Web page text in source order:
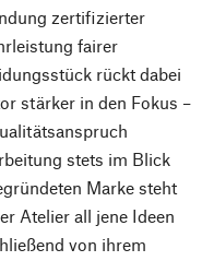
zertifizierter
fairer
rückt dabei
stärker in den Fokus –
stets im Blick
Marke steht
Atelier all jene Ideen
von ihrem